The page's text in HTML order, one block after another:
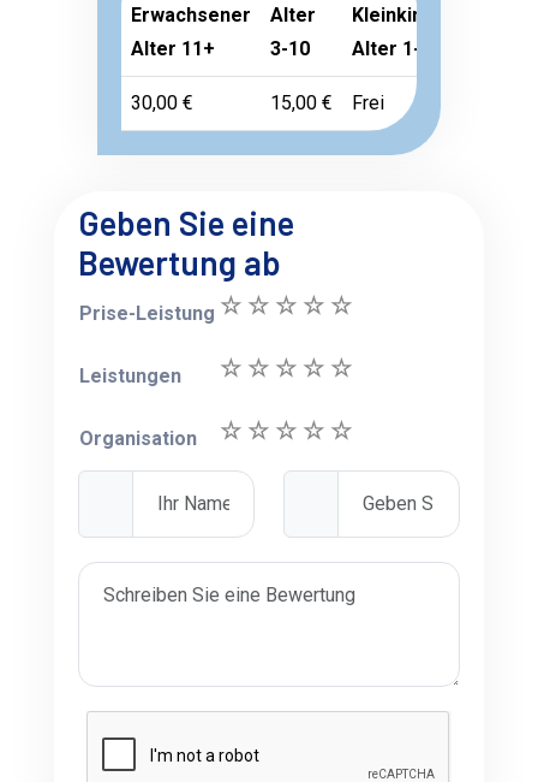
Erwachsener
Alter 11+
Alter
3-10
Kleinkind
Alter 1-2
30,00 € 15,00 € Frei
Geben Sie eine
Bewertung ab
Prise-Leistung
Leistungen
Organisation